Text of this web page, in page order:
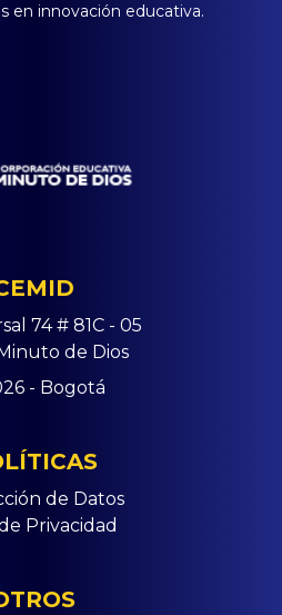
en innovación educativa.
74 # 81C - 05
de Dios
- Bogotá
de Datos
Privacidad